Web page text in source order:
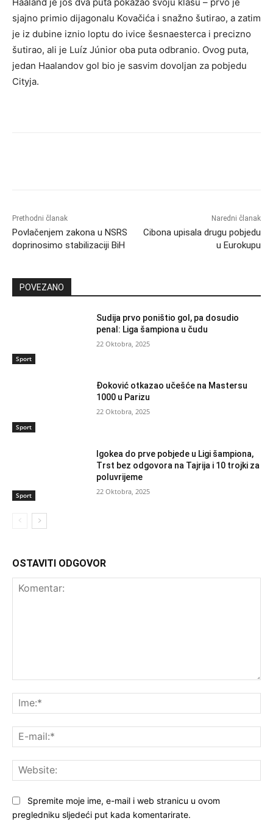
sjajno primio dijagonalu Kovačića i snažno šutirao, a zatim
je iz dubine iznio loptu do ivice šesnaesterca i precizno
šutirao, ali je Luíz Júnior oba puta odbranio. Ovog puta,
jedan Haalandov gol bio je sasvim dovoljan za pobjedu
Cityja.
Prethodni članak
Povlačenjem zakona u NSRS
doprinosimo stabilizaciji BiH
Naredni članak
Cibona upisala drugu pobjedu
u Eurokupu
POVEZANO
Sport
Sudija prvo poništio gol, pa dosudio
penal: Liga šampiona u čudu
22 Oktobra, 2025
Sport
Đoković otkazao učešće na Mastersu
1000 u Parizu
22 Oktobra, 2025
Sport
Igokea do prve pobjede u Ligi šampiona,
Trst bez odgovora na Tajrija i 10 trojki za
poluvrijeme
22 Oktobra, 2025
OSTAVITI ODGOVOR
Spremite moje ime, e-mail i web stranicu u ovom
pregledniku sljedeći put kada komentarirate.